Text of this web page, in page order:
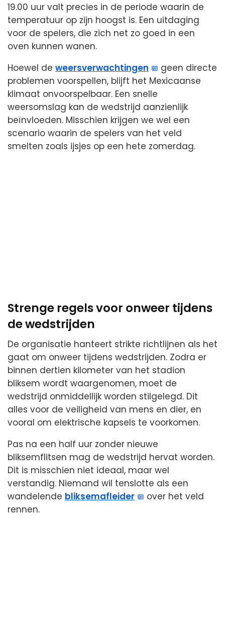
19.00 uur valt precies in de periode waarin de
temperatuur op zijn hoogst is. Een uitdaging
voor de spelers, die zich net zo goed in een
oven kunnen wanen.
Hoewel de weersverwachtingen
geen directe
problemen voorspellen, blijft het Mexicaanse
klimaat onvoorspelbaar. Een snelle
weersomslag kan de wedstrijd aanzienlijk
beïnvloeden. Misschien krijgen we wel een
scenario waarin de spelers van het veld
smelten zoals ijsjes op een hete zomerdag.
Strenge regels voor onweer tijdens
de wedstrijden
De organisatie hanteert strikte richtlijnen als het
gaat om onweer tijdens wedstrijden. Zodra er
binnen dertien kilometer van het stadion
bliksem wordt waargenomen, moet de
wedstrijd onmiddellijk worden stilgelegd. Dit
alles voor de veiligheid van mens en dier, en
vooral om elektrische kapsels te voorkomen.
Pas na een half uur zonder nieuwe
bliksemflitsen mag de wedstrijd hervat worden.
Dit is misschien niet ideaal, maar wel
verstandig. Niemand wil tenslotte als een
wandelende bliksemafleider
over het veld
rennen.